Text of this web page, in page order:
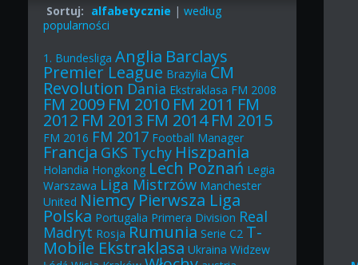
Sortuj: alfabetycznie |według
popularności
1. Bundesliga Anglia Barclays
Premier League Brazylia CM
Revolution Dania Ekstraklasa FM 2008
FM 2009 FM 2010 FM 2011 FM
2012 FM 2013 FM 2014 FM 2015
FM 2016 FM 2017 Football Manager
Francja GKS Tychy Hiszpania
Holandia Hongkong Lech Poznań Legia
Warszawa Liga Mistrzów Manchester
United Niemcy Pierwsza Liga
Polska Portugalia Primera Division Real
Madryt Rosja Rumunia Serie C2 T-
Mobile Ekstraklasa Ukraina Widzew